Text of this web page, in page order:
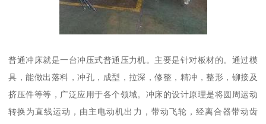
普通冲床就是一台冲压式普通压力机。主要是针对板材的。通过模
具，能做出落料，冲孔，成型，拉深，修整，精冲，整形，铆接及
挤压件等等，广泛应用于各个领域。冲床的设计原理是将圆周运动
转换为直线运动，由主电动机出力，带动飞轮，经离合器带动齿